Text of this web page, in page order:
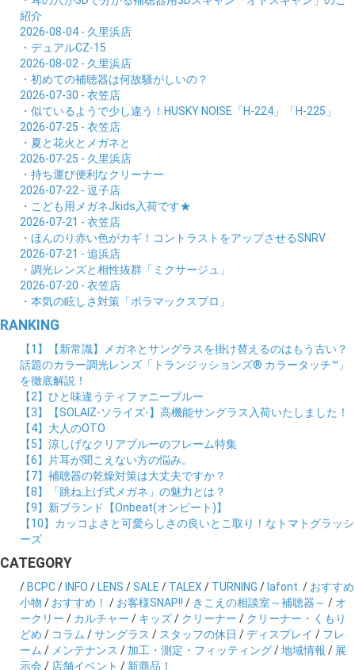
紹介
2026-08-04 - 久里浜店
・デュアルCZ-15
2026-08-02 - 久里浜店
・初めての補聴器は何故騒がしいの？
2026-07-30 - 衣笠店
・似ているようで少し違う！HUSKY NOISE「H-224」「H-225」
2026-07-25 - 衣笠店
・夏と花火とメガネと
2026-07-25 - 久里浜店
・持ち運び便利なクリーナー
2026-07-22 - 逗子店
・こども用メガネJkids入荷です★
2026-07-21 - 衣笠店
・ほんのり赤い色がカギ！コントラストをアップさせるSNRV
2026-07-21 - 追浜店
・調光レンズと相性抜群「ミクサージュ」
2026-07-20 - 衣笠店
・本気の眩しさ対策「ポラマックスプロ」
RANKING
【1】【新常識】メガネとサングラスを掛け替えるのはもう古い？
話題のカラー調光レンズ「トランジッションズ® カラータッチ™」
を徹底解説！
【2】ひと味違うティファニーブルー
【3】【SOLAIZ-ソライズ-】高機能サングラス入荷いたしました！
【4】大人のOTO
【5】涼しげなクリアブルーのフレーム特集
【6】片耳が聞こえない方の悩み。
【7】補聴器の乾燥対策は大丈夫ですか？
【8】「跳ね上げ式メガネ」の魅力とは？
【9】新ブランド【Onbeat(オンビート)】
【10】カッコよさと可愛らしさの良いとこ取り！なトマトグラッシ
ーズ
CATEGORY
/ BCPC/ INFO / LENS /SALE / TALEX / TURNING / lafont. / おすすめ
小物 / おすすめ！ / お客様SNAP!! / きこえの相談室～補聴器～ / オ
ークリー / カルチャー / キッズ/ クリーナー / クリーナー・くもり
どめ / コラム /サングラス / スタッフの休日 /ディスプレイ / フレ
ーム / メンテナンス / 加工・測定・フィッティング/地域情報 / 展
示会 / 店舗イベント / 新商品！